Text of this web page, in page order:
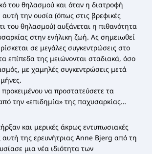
του θηλασμού και όταν η διατροφή
αυτή την ουσία (όπως στις βρεφικές
του θηλασμού) αυξάνεται η πιθανότητα
στην ενήλικη ζωή. Ας σημειωθεί
σε μεγάλες συγκεντρώσεις στο
επίπεδα της μειώνονται σταδιακά, όσο
με χαμηλές συγκεντρώσεις μετά
να προστατεύσετε τα
την «επιδημία» της παχυσαρκίας…
και μερικές άκρως εντυπωσιακές
της ερευνήτριας Anne Bjerg από τη
μια νέα ιδιότητα των